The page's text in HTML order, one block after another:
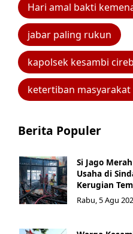
Hari amal bakti
jabar paling rukun
kapolsek kesambi
ketertiban
Berita Populer
Si Jago
Usaha di
Kerugian
Rabu, 5 Agu